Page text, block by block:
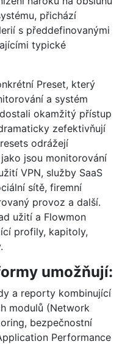
přichází
s předdefinovanými
typické
Preset, který
a systém
okamžitý přístup
zefektivňují
odrážejí
jsou monitorování
VPN, služby SaaS
sítě, firemní
provoz a další.
užití a Flowmon
profily, kapitoly,
umožňují:
a reporty kombinující
modulů (Network
bezpečnostní
Performance